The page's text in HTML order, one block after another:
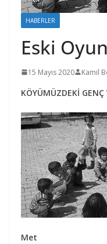
HABERLER
Eski
15 Mayıs 2020 Kamil
KÖYÜMÜZDEKİ GENÇ
Met